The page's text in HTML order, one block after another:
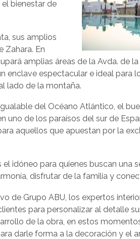
bienestar de
sus amplios
Zahara. En
amplias áreas de la Avda. de
enclave espectacular e ideal para
lado de la montaña.
del Océano Atlántico, el
uno de los paraísos del sur de
aquellos que apuestan por la
idóneo para quienes buscan una
disfrutar de la familia y
de Grupo ABU, los expertos
para personalizar al detalle
de la obra, en estos
darle forma a la decoración y el